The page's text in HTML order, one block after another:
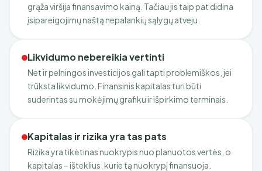
grąža viršija finansavimo kainą. Tačiau jis taip pat didina
įsipareigojimų naštą nepalankių sąlygų atveju.
Likvidumo nebereikia vertinti
Net ir pelningos investicijos gali tapti problemiškos, jei
trūksta likvidumo. Finansinis kapitalas turi būti
suderintas su mokėjimų grafiku ir išpirkimo terminais.
Kapitalas ir rizika yra tas pats
Rizika yra tikėtinas nuokrypis nuo planuotos vertės, o
kapitalas – išteklius, kurie tą nuokrypį finansuoja.